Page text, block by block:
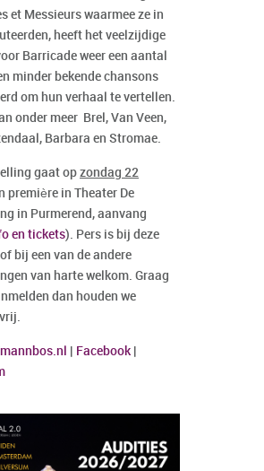
et Messieurs waarmee ze in
heeft het veelzijdige
Barricade weer een aantal
minder bekende chansons
om hun verhaal te vertellen.
onder meer Brel, Van Veen,
Barbara en Stromae.
gaat op zondag 22
première in Theater De
in Purmerend, aanvang
en tickets). Pers is bij deze
bij een van de andere
van harte welkom. Graag
dan houden we
| Facebook |